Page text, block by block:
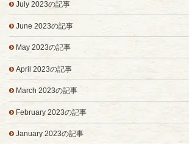
July 2023の記事
June 2023の記事
May 2023の記事
April 2023の記事
March 2023の記事
February 2023の記事
January 2023の記事